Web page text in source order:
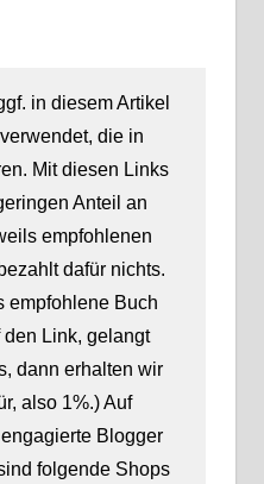
in diesem Artikel
die in
Mit diesen Links
Anteil an
empfohlenen
dafür nichts.
empfohlene Buch
den Link, gelangt
dann erhalten wir
also 1%.) Auf
Blogger
folgende Shops